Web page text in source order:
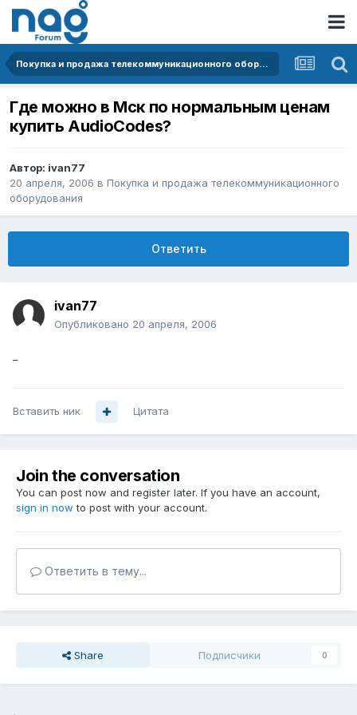
Покупка и продажа телекоммуникационного оборудования
Где можно в Мск по нормальным ценам
купить AudioCodes?
Автор: ivan77
20 апреля, 2006 в Покупка и продажа телекоммуникационного
оборудования
Ответить
ivan77
Опубликовано 20 апреля, 2006
Вставить ник Цитата
Join the conversation
You can post now and register later. If you have an account,
sign in now to post with your account.
Ответить в тему...
Share Подписчики 0